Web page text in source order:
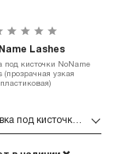
Lashes
под кисточки NoName
(прозрачная узкая
пластиковая)